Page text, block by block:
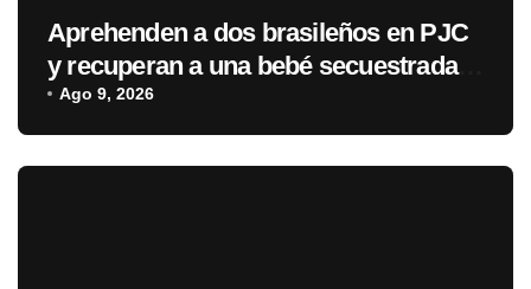
Aprehenden a dos brasileños en PJC
y recuperan a una bebé secuestrada
en Brasil
Ago 9, 2026